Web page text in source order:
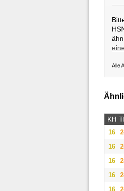
Alle
KH
16
16
16
16
16